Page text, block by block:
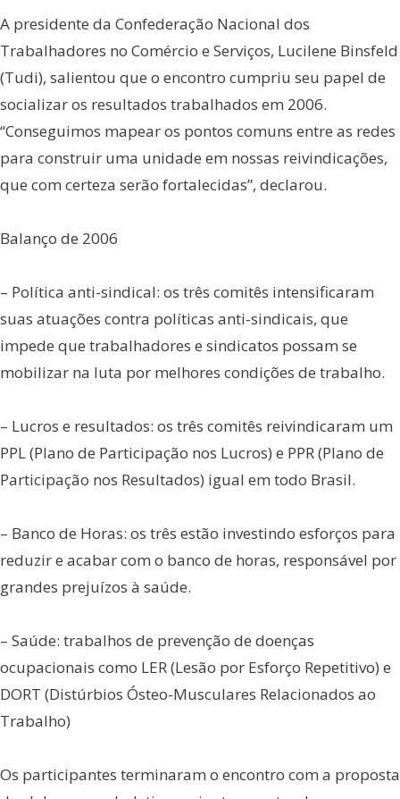
A presidente da Confederação Nacional dos
Trabalhadores no Comércio e Serviços, Lucilene Binsfeld
(Tudi), salientou que o encontro cumpriu seu papel de
socializar os resultados trabalhados em 2006.
“Conseguimos mapear os pontos comuns entre as redes
para construir uma unidade em nossas reivindicações,
que com certeza serão fortalecidas”, declarou.
Balanço de 2006
– Política anti-sindical: os três comitês intensificaram
suas atuações contra políticas anti-sindicais, que
impede que trabalhadores e sindicatos possam se
mobilizar na luta por melhores condições de trabalho.
– Lucros e resultados: os três comitês reivindicaram um
PPL (Plano de Participação nos Lucros) e PPR (Plano de
Participação nos Resultados) igual em todo Brasil.
– Banco de Horas: os três estão investindo esforços para
reduzir e acabar com o banco de horas, responsável por
grandes prejuízos à saúde.
– Saúde: trabalhos de prevenção de doenças
ocupacionais como LER (Lesão por Esforço Repetitivo) e
DORT (Distúrbios Ósteo-Musculares Relacionados ao
Trabalho)
Os participantes terminaram o encontro com a proposta